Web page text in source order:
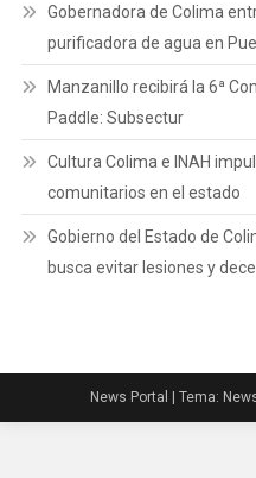
Gobernadora de Colima
purificadora de agua en
Manzanillo recibirá la 6ª
Paddle: Subsectur
Cultura Colima e INAH
comunitarios en el estado
Gobierno del Estado de
busca evitar lesiones y
News Portal Tema: